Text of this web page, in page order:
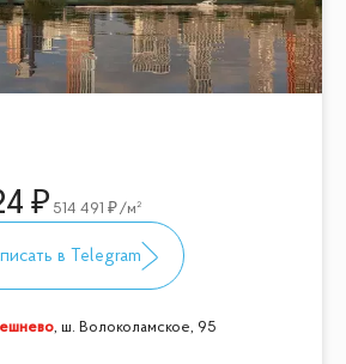
514 491 /м²
, ш. Волоколамское, 95